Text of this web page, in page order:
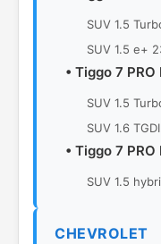
SUV 1.5
SUV 1.5 e+
• Tiggo 7 PRO
SUV 1.5
SUV 1.6
• Tiggo 7
SUV 1.5
CHEVROLET